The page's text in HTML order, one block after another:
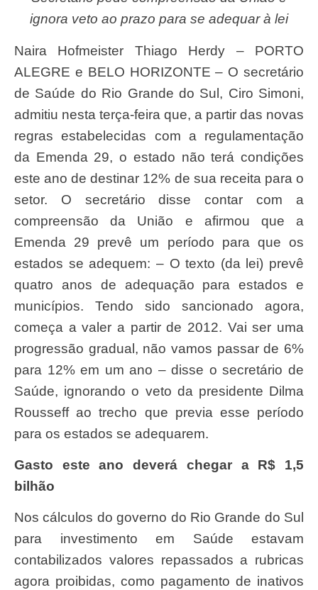
ignora veto ao prazo para se adequar à lei
Naira Hofmeister Thiago Herdy – PORTO
ALEGRE e BELO HORIZONTE – O secretário
de Saúde do Rio Grande do Sul, Ciro Simoni,
admitiu nesta terça-feira que, a partir das novas
regras estabelecidas com a regulamentação
da Emenda 29, o estado não terá condições
este ano de destinar 12% de sua receita para o
setor. O secretário disse contar com a
compreensão da União e afirmou que a
Emenda 29 prevê um período para que os
estados se adequem: – O texto (da lei) prevê
quatro anos de adequação para estados e
municípios. Tendo sido sancionado agora,
começa a valer a partir de 2012. Vai ser uma
progressão gradual, não vamos passar de 6%
para 12% em um ano – disse o secretário de
Saúde, ignorando o veto da presidente Dilma
Rousseff ao trecho que previa esse período
para os estados se adequarem.
Gasto este ano deverá chegar a R$ 1,5
bilhão
Nos cálculos do governo do Rio Grande do Sul
para investimento em Saúde estavam
contabilizados valores repassados a rubricas
agora proibidas, como pagamento de inativos